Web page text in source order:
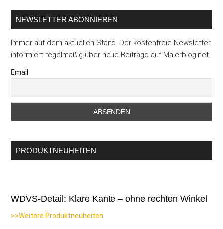
NEWSLETTER ABONNIEREN
Immer auf dem aktuellen Stand. Der kostenfreie Newsletter
informiert regelmäßig über neue Beiträge auf Malerblog.net.
Email
PRODUKTNEUHEITEN
WDVS-Detail: Klare Kante – ohne rechten Winkel
>>Weitere Produktneuheiten